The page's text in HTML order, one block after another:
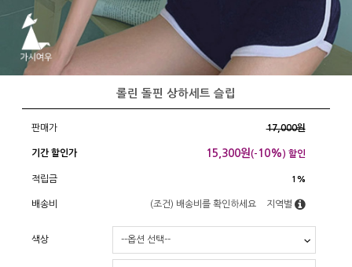
롤린 돌핀 상하세트 슬립
판매가 17,000원
기간 할인가 15,300원(- 10%) 할인
적립금 1%
배송비 (조건) 배송비를 확인하세요 지역별
색상